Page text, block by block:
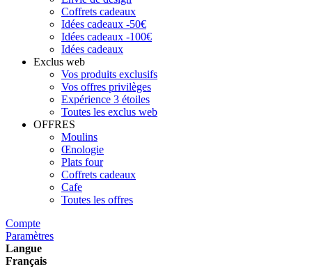
Coffrets cadeaux
Idées cadeaux -50€
Idées cadeaux -100€
Idées cadeaux
Exclus web
Vos produits exclusifs
Vos offres privilèges
Expérience 3 étoiles
Toutes les exclus web
OFFRES
Moulins
Œnologie
Plats four
Coffrets cadeaux
Cafe
Toutes les offres
Compte
Paramètres
Langue
Français